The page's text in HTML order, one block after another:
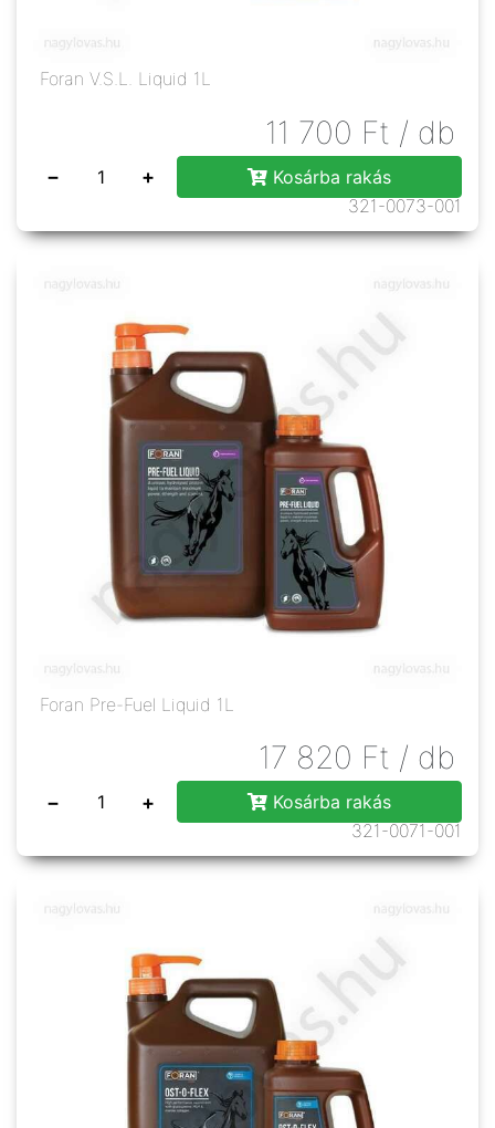
Foran V.S.L. Liquid 1L
11 700 Ft / db
− +
Kosárba rakás
321-0073-001
Foran Pre-Fuel Liquid 1L
17 820 Ft / db
− +
Kosárba rakás
321-0071-001